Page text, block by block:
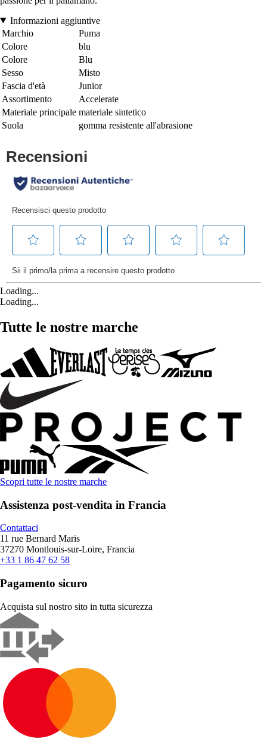
Informazioni aggiuntive
Marchio
Puma
Colore
blu
Colore
Blu
Sesso
Misto
Fascia d'età
Junior
Assortimento
Accelerate
Materiale principale materiale sintetico
Suola
gomma resistente all'abrasione
Loading...
Loading...
Tutte le nostre marche
Scopri tutte le nostre marche
Assistenza post-vendita in Francia
Contattaci
11 rue Bernard Maris
37270 Montlouis-sur-Loire, Francia
+33 1 86 47 62 58
Pagamento sicuro
Acquista sul nostro sito in tutta sicurezza